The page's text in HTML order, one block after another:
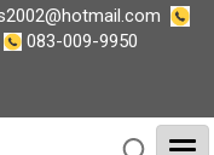
083-009-9950